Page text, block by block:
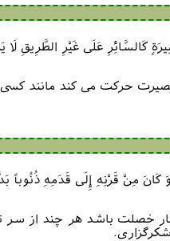
كَالسَّائِرِ عَلَى غَيْرِ الطَّرِيقِ لَا
حرکت می کند مانند کسی
كَانَ مِنْ قَرْنِهِ إِلَى قَدَمِهِ ذُنُوباً
خصلت باشد هر چند از سر تا